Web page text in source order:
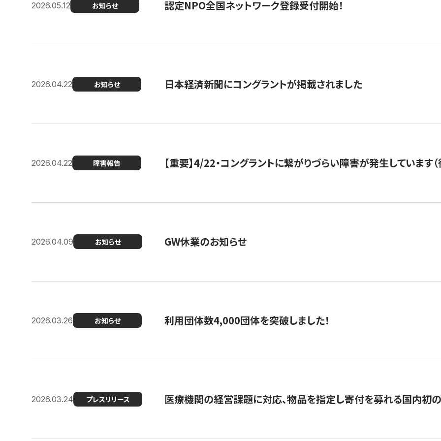
2026.05.12 お知らせ 認定NPO全国ネットワーク登録受付開始！
2026.04.22 お知らせ 日本経済新聞にコングラントが掲載されました
2026.04.22 障害報告 【重要】4/22・コングラントに繋がりづらい障害が発生しています（
2026.04.09 お知らせ GW休業のお知らせ
2026.03.26 お知らせ 利用団体数4,000団体を突破しました！
2026.03.24 プレスリリース 医療機関の経営課題に対応、物品を指定し寄付を募れる国内初の